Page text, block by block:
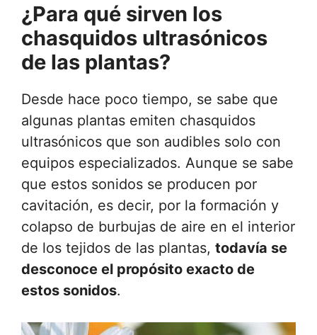
¿Para qué sirven los
chasquidos ultrasónicos
de las plantas?
Desde hace poco tiempo, se sabe que
algunas plantas emiten chasquidos
ultrasónicos que son audibles solo con
equipos especializados. Aunque se sabe
que estos sonidos se producen por
cavitación, es decir, por la formación y
colapso de burbujas de aire en el interior
de los tejidos de las plantas, todavía se
desconoce el propósito exacto de
estos sonidos.